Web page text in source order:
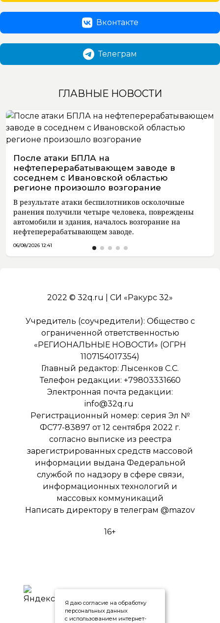
Вконтакте
Телеграм
ГЛАВНЫЕ НОВОСТИ
После атаки БПЛА на
нефтеперерабатывающем заводе в
соседнем с Ивановской областью
регионе произошло возгорание
В результате атаки беспилотников осколочные
ранения получили четыре человека, повреждены
автомобили и здания, началось возгорание на
нефтеперерабатывающем заводе.
06/08/2026 12:41
2022 © 32q.ru | СИ «Ракурс 32»
Учредитель (соучредители): Общество с
ограниченной ответственностью
«РЕГИОНАЛЬНЫЕ НОВОСТИ» (ОГРН
1107154017354)
Главный редактор: Лысенков С.С.
Телефон редакции: +79803331660
Электронная почта редакции:
info@32q.ru
Регистрационный номер: серия Эл №
ФС77-83897 от 12 сентября 2022 г.
согласно выписке из реестра
зарегистрированных средств массовой
информации выдана Федеральной
службой по надзору в сфере связи,
информационных технологий и
массовых коммуникаций
Написать директору в телеграм @mazov
16+
Я даю согласие на обработку
персональных данных
с использованием интернет-